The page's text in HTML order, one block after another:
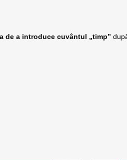
de a introduce cuvântul „timp”